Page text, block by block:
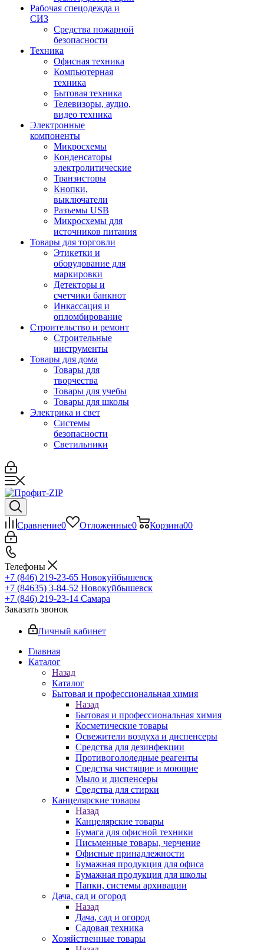
Рабочая спецодежда и
СИЗ
Средства пожарной
безопасности
Техника
Офисная техника
Компьютерная
техника
Бытовая техника
Телевизоры, аудио,
видео техника
Электронные
компоненты
Микросхемы
Конденсаторы
электролитические
Транзисторы
Кнопки,
выключатели
Разъемы USB
Микросхемы для
источников питания
Товары для торговли
Этикетки и
оборудование для
маркировки
Детекторы и
счетчики банкнот
Инкассация и
опломбирование
Строительство и ремонт
Строительные
инструменты
Товары для дома
Товары для
творчества
Товары для учебы
Товары для школы
Электрика и свет
Системы
безопасности
Светильники
Сравнение0 Отложенные0 Корзина00
Телефоны
+7 (846) 219-23-65 Новокуйбышевск
+7 (84635) 3-84-52 Новокуйбышевск
+7 (846) 219-23-14 Самара
Заказать звонок
Личный кабинет
Главная
Каталог
Назад
Каталог
Бытовая и профессиональная химия
Назад
Бытовая и профессиональная химия
Косметические товары
Освежители воздуха и диспенсеры
Средства для дезинфекции
Противогололедные реагенты
Средства чистящие и моющие
Мыло и диспенсеры
Средства для стирки
Канцелярские товары
Назад
Канцелярские товары
Бумага для офисной техники
Письменные товары, черчение
Офисные принадлежности
Бумажная продукция для офиса
Бумажная продукция для школы
Папки, системы архивации
Дача, сад и огород
Назад
Дача, сад и огород
Садовая техника
Хозяйственные товары